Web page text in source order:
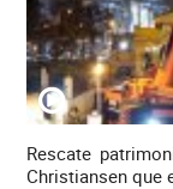
Rescate
Christiansen que